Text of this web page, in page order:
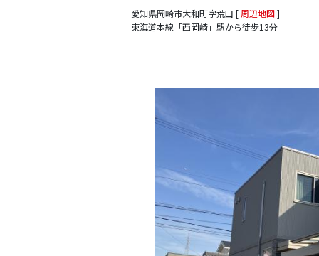
愛知県岡崎市大和町字荒田 [ 周辺地図]
東海道本線「西岡崎」駅から徒歩13分